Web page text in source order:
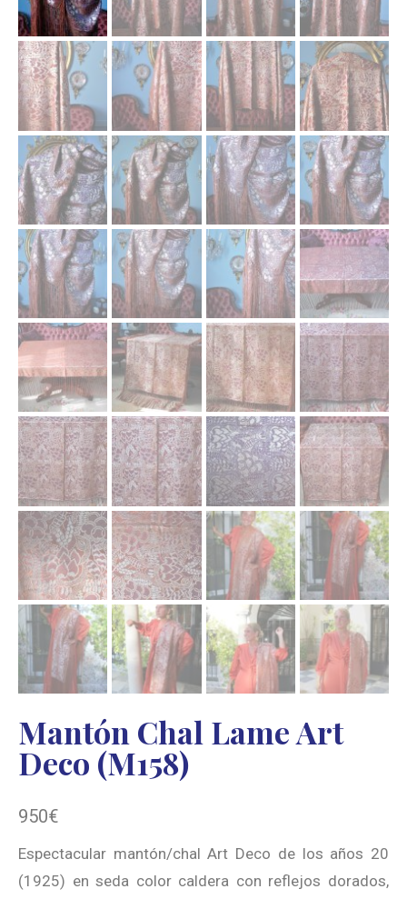
Mantón Chal Lame Art
Deco (M158)
950€
Espectacular mantón/chal Art Deco de los años 20
(1925) en seda color caldera con reflejos dorados,